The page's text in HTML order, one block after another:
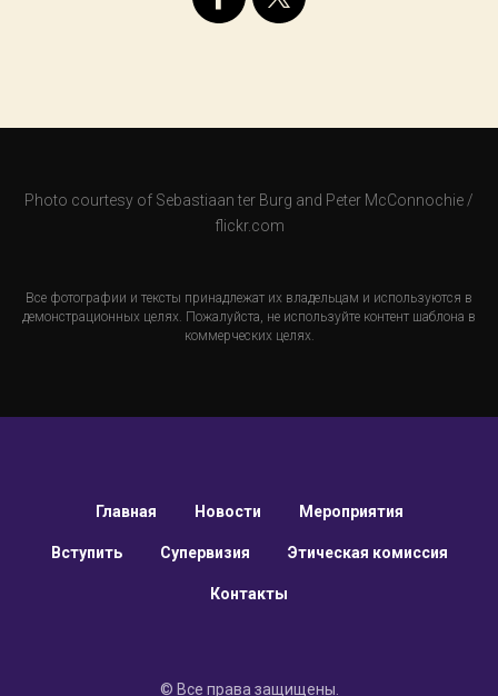
Photo courtesy of Sebastiaan ter Burg and Peter McConnochie/
flickr.com
Все фотографии и тексты принадлежат их владельцам и используются в
демонстрационных целях. Пожалуйста, не используйте контент шаблона в
коммерческих целях.
Главная Новости Мероприятия
Вступить Супервизия Этическая комиссия
Контакты
© Все права защищены.